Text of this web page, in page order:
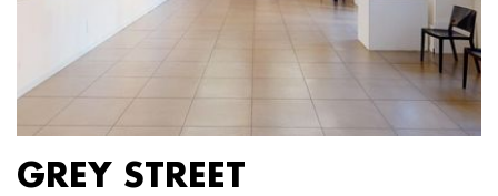
GREY STREET